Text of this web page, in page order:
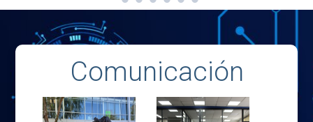
Comunicación